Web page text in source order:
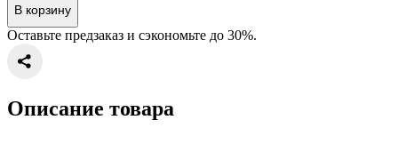
В корзину
Оставьте предзаказ и сэкономьте до 30%.
Описание товара